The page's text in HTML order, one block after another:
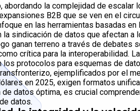
abordando la complejidad de
B2B que se ven en el
en las herramientas basadas
sindicación de datos que afectan a
ganan terreno a través de debates
crítica para la interoperabilidad.
los protocolos para esquemas de
ejemplificados por el
en 2025, exigen formatos
de datos óptima, es crucial
datos.